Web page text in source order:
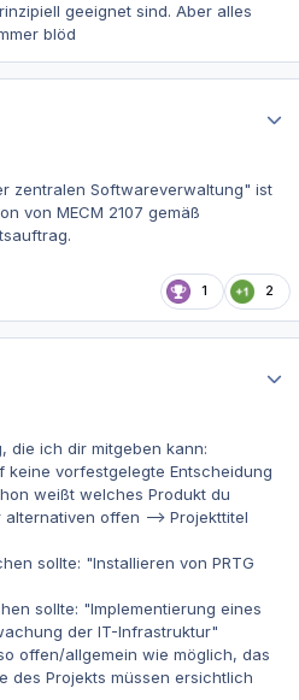
geeignet sind. Aber alles
blöd
zentralen Softwareverwaltung" ist
von MECM 2107 gemäß
1 2
die ich dir mitgeben kann:
keine vorfestgelegte Entscheidung
weißt welches Produkt du
offen --> Projekttitel
sollte: "Installieren von PRTG
sollte: "Implementierung eines
der IT-Infrastruktur"
offen/allgemein wie möglich, das
des Projekts müssen ersichtlich